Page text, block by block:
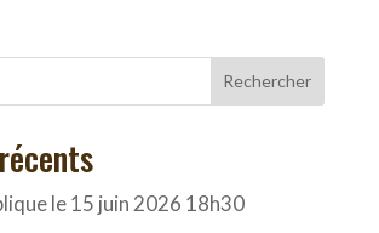
Rechercher
le 15 juin 2026 18h30